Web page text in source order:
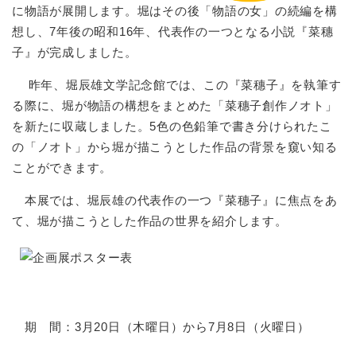
に物語が展開します。堀はその後「物語の女」の続編を構
想し、7年後の昭和16年、代表作の一つとなる小説『菜穗
子』が完成しました。
昨年、堀辰雄文学記念館では、この『菜穗子』を執筆す
る際に、堀が物語の構想をまとめた「菜穗子創作ノオト」
を新たに収蔵しました。5色の色鉛筆で書き分けられたこ
の「ノオト」から堀が描こうとした作品の背景を窺い知る
ことができます。
本展では、堀辰雄の代表作の一つ『菜穗子』に焦点をあ
て、堀が描こうとした作品の世界を紹介します。
期 間：3月20日（木曜日）から7月8日（火曜日）